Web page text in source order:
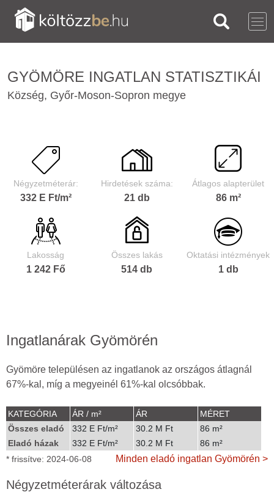
GYÖMÖRE INGATLAN STATISZTIKÁI
Község, Győr-Moson-Sopron megye
Négyzetméterár:
332 E Ft/m²
Hirdetések száma:
21 db
Átlagos alapterület
86 m²
Lakosság
1 242 Fő
Összes lakás
514 db
Oktatási intézmények
1 db
Ingatlanárak Gyömörén
Gyömöre településen az ingatlanok az országos átlagnál
67%-kal, míg a megyeinél 61%-kal olcsóbbak.
KATEGÓRIA ÁR / m² ÁR
MÉRET
Összes eladó
332 E Ft/m² 30.2 M Ft
86 m²
Eladó házak
332 E Ft/m² 30.2 M Ft
86 m²
* frissítve: 2024-06-08
Minden eladó ingatlan Gyömörén >
Négyzetméterárak változása